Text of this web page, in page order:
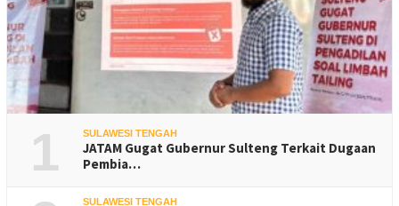
1 SULAWESI TENGAH
JATAM Gugat Gubernur Sulteng Terkait Dugaan
Pembia…
SULAWESI TENGAH